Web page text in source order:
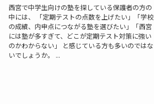
西宮で中学生向けの塾を探している保護者の方の
中には、 「定期テストの点数を上げたい」「学校
の成績、内申点につながる塾を選びたい」「西宮
には塾が多すぎて、どこが定期テスト対策に強い
のかわからない」 と感じている方も多いのではな
いでしょうか。 ...